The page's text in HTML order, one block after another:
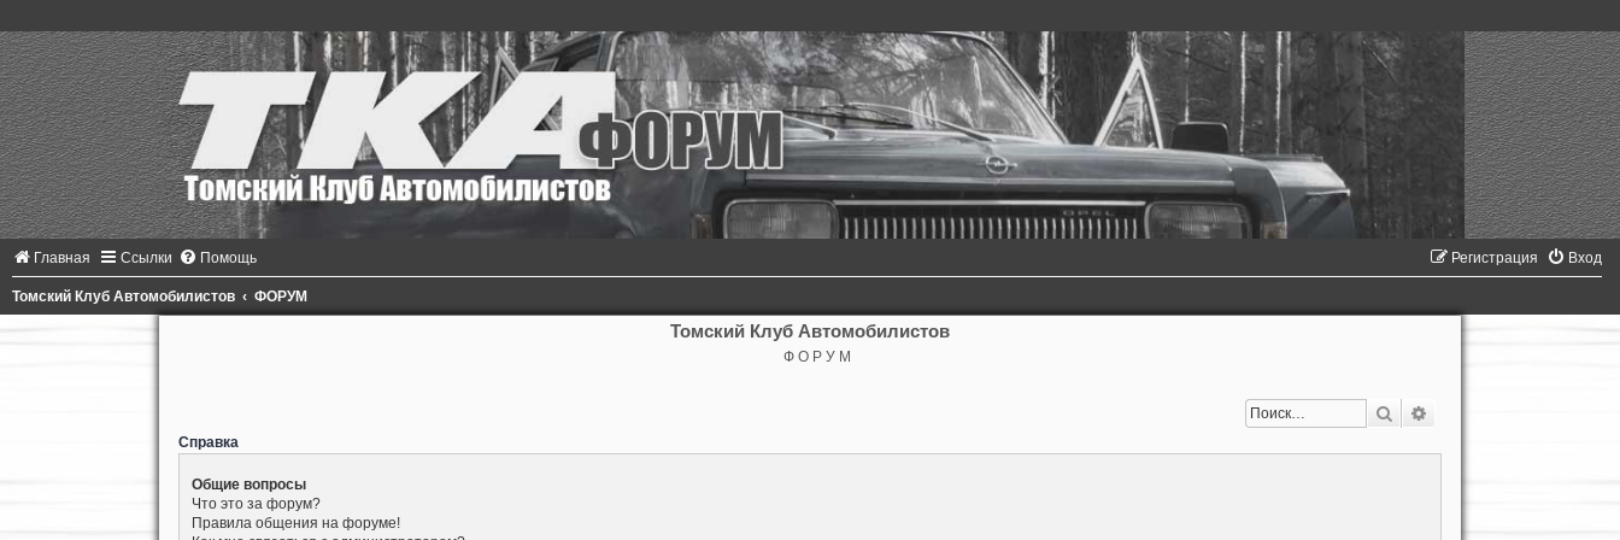
Главная Ссылки Помощь Вход
Регистрация
Томский Клуб Автомобилистов ФОРУМ
Томский Клуб Автомобилистов
Ф О Р У М
Поиск
Справка
Общие вопросы
Что это за форум?
Правила общения на форуме!